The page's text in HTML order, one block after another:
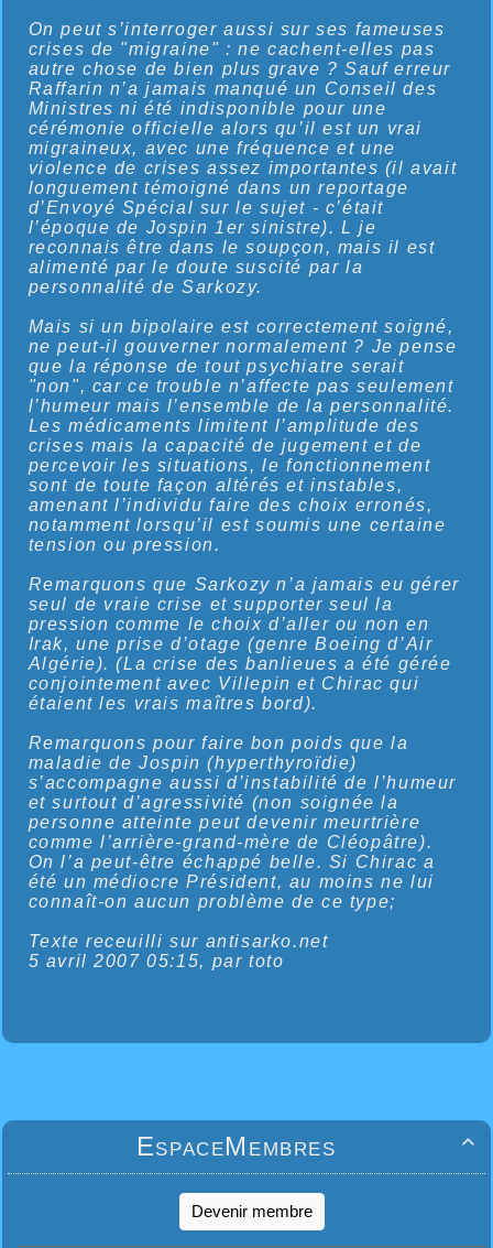
On peut s’interroger aussi sur ses fameuses
crises de "migraine" : ne cachent-elles pas
autre chose de bien plus grave ? Sauf erreur
Raffarin n’a jamais manqué un Conseil des
Ministres ni été indisponible pour une
cérémonie officielle alors qu’il est un vrai
migraineux, avec une fréquence et une
violence de crises assez importantes (il avait
longuement témoigné dans un reportage
d’Envoyé Spécial sur le sujet - c’était
l’époque de Jospin 1er sinistre). L je
reconnais être dans le soupçon, mais il est
alimenté par le doute suscité par la
personnalité de Sarkozy.
Mais si un bipolaire est correctement soigné,
ne peut-il gouverner normalement ? Je pense
que la réponse de tout psychiatre serait
"non", car ce trouble n’affecte pas seulement
l’humeur mais l’ensemble de la personnalité.
Les médicaments limitent l’amplitude des
crises mais la capacité de jugement et de
percevoir les situations, le fonctionnement
sont de toute façon altérés et instables,
amenant l’individu faire des choix erronés,
notamment lorsqu’il est soumis une certaine
tension ou pression.
Remarquons que Sarkozy n’a jamais eu gérer
seul de vraie crise et supporter seul la
pression comme le choix d’aller ou non en
Irak, une prise d’otage (genre Boeing d’Air
Algérie). (La crise des banlieues a été gérée
conjointement avec Villepin et Chirac qui
étaient les vrais maîtres bord).
Remarquons pour faire bon poids que la
maladie de Jospin (hyperthyroïdie)
s’accompagne aussi d’instabilité de l’humeur
et surtout d’agressivité (non soignée la
personne atteinte peut devenir meurtrière
comme l’arrière-grand-mère de Cléopâtre).
On l’a peut-être échappé belle. Si Chirac a
été un médiocre Président, au moins ne lui
connaît-on aucun problème de ce type;
Texte receuilli sur antisarko.net
5 avril 2007 05:15, par toto

EspaceMembres
Devenir membre